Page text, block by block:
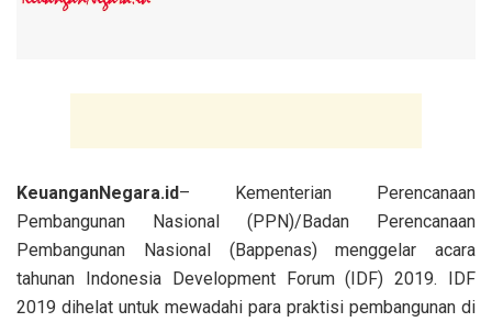
KeuanganNegara.id– Kementerian Perencanaan
Pembangunan Nasional (PPN)/Badan Perencanaan
Pembangunan Nasional (Bappenas) menggelar acara
tahunan Indonesia Development Forum (IDF) 2019. IDF
2019 dihelat untuk mewadahi para praktisi pembangunan di